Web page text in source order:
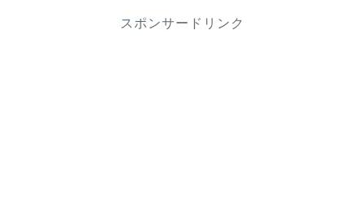
スポンサードリンク